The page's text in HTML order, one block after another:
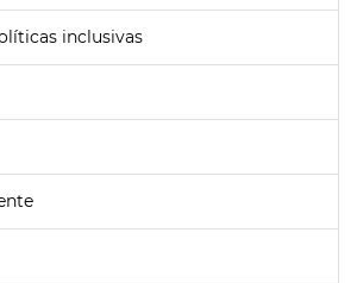
inclusivas